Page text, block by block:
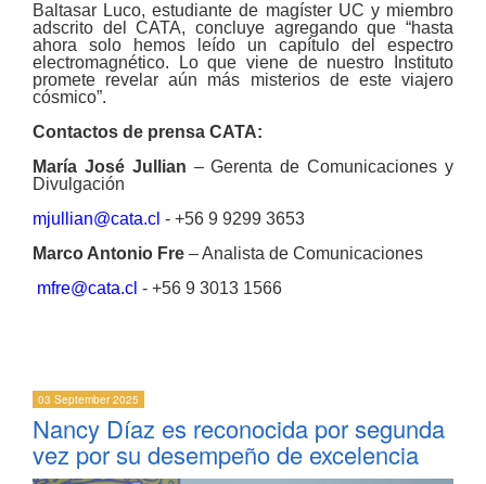
Baltasar Luco, estudiante de magíster UC y miembro
adscrito del CATA, concluye agregando que “hasta
ahora solo hemos leído un capítulo del espectro
electromagnético. Lo que viene de nuestro Instituto
promete revelar aún más misterios de este viajero
cósmico”.
Contactos de prensa CATA:
María José Jullian – Gerenta de Comunicaciones y
Divulgación
mjullian@cata.cl - +56 9 9299 3653
Marco Antonio Fre – Analista de Comunicaciones
mfre@cata.cl - +56 9 3013 1566
03 September 2025
Nancy Díaz es reconocida por segunda
vez por su desempeño de excelencia